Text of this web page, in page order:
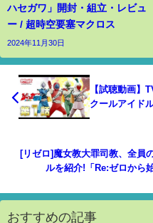
ハセガワ」開封・組立・レビュ
ー / 超時空要塞マクロス
2024年11月30日
【試聴動画】
クールアイド
[リゼロ]魔女教大罪司教、全員
ルを紹介!「Re:ゼロから
おすすめの記事